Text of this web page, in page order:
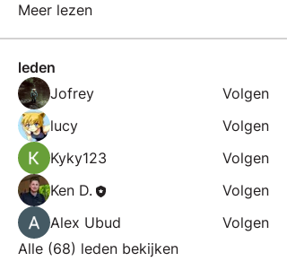
Meer lezen
leden
Jofrey
Volgen
lucy
Volgen
Kyky123
Volgen
Ken D.
Volgen
Alex Ubud
Volgen
Alle (68) leden bekijken